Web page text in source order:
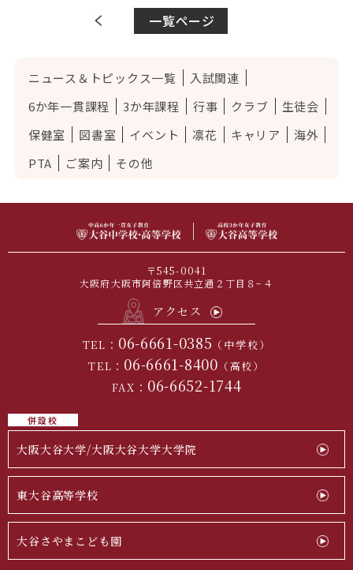
一覧ページ
ニュース＆トピックス一覧
入試関連
6か年一貫課程
3か年課程 行事 クラブ
生徒会
保健室
図書室 イベント 凛花 キャリア
海外
PTA
ご案内 その他
〒545-0041
大阪府大阪市阿倍野区共立通２丁目８−４
アクセス
TEL： 06-6661-0385 （中学校）
TEL： 06-6661-8400 （高校）
FAX： 06-6652-1744
併設校
大阪大谷大学/大阪大谷大学大学院
東大谷高等学校
大谷さやまこども園